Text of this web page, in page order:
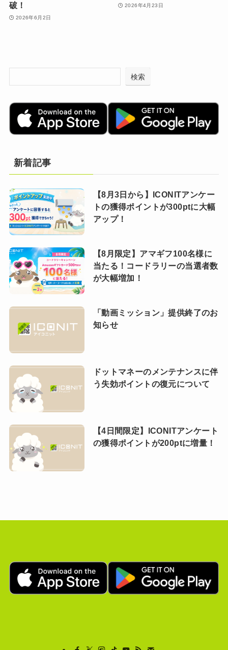
破！
2026年6月2日
2026年4月23日
検索
新着記事
【8月3日から】ICONITアンケー
トの獲得ポイントが300ptに大幅
アップ！
【8月限定】アマギフ100名様に
当たる！コードラリーの当選者数
が大幅増加！
「動画ミッション」提供終了のお
知らせ
ドットマネーのメンテナンスに伴
う失効ポイントの復元について
【4日間限定】ICONITアンケート
の獲得ポイントが200ptに増量！